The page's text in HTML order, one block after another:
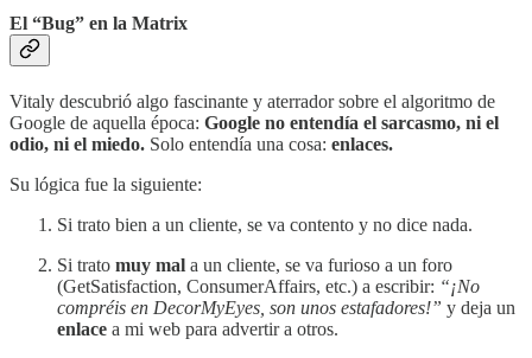
El “Bug” en la Matrix
Vitaly descubrió algo fascinante y aterrador sobre el algoritmo de
Google de aquella época: Google no entendía el sarcasmo, ni el
odio, ni el miedo. Solo entendía una cosa: enlaces.
Su lógica fue la siguiente:
Si trato bien a un cliente, se va contento y no dice nada.
Si trato muy mal a un cliente, se va furioso a un foro
(GetSatisfaction, ConsumerAffairs, etc.) a escribir: “¡No
compréis en DecorMyEyes, son unos estafadores!” y deja un
enlace a mi web para advertir a otros.